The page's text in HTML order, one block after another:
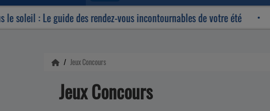
soleil : Le guide des rendez-vous incontournables de votre été
Jeux Concours
Jeux Concours